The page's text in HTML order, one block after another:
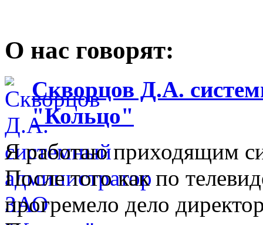
О нас говорят:
Скворцов Д.А.
"Кольцо"
Я работаю приходящим
После того как по
прогремело дело